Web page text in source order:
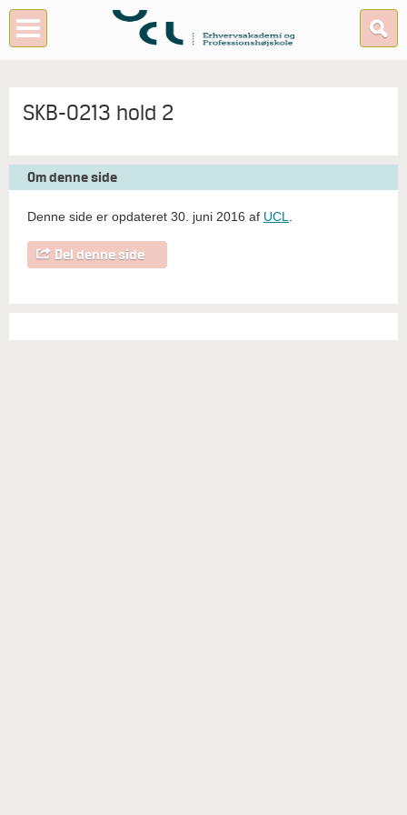
SKB-0213 hold 2
Om denne side
Denne side er opdateret 30. juni 2016 af UCL
Del denne side